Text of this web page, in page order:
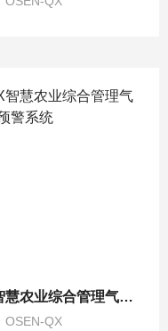
OSEN-QX智慧农业综合管理气象灾害监测预警系统
OSEN-QX